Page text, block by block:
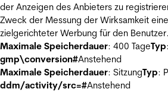
der Anzeigen des Anbieters zu
Zweck der Messung der Wirksamkeit
zielgerichteter Werbung für den Benutzer.
Maximale Speicherdauer: 400 TageTyp
gmp\conversion#Anstehend
Maximale Speicherdauer: SitzungTyp:
ddm/activity/src=#Anstehend